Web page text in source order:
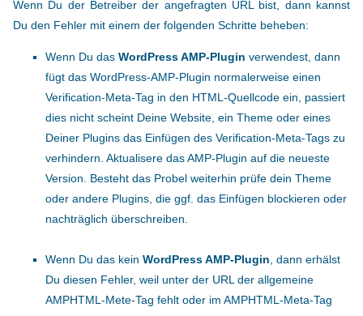
Wenn Du der Betreiber der angefragten URL bist, dann kannst
Du den Fehler mit einem der folgenden Schritte beheben:
Wenn Du das WordPress AMP-Plugin verwendest, dann
fügt das WordPress-AMP-Plugin normalerweise einen
Verification-Meta-Tag in den HTML-Quellcode ein, passiert
dies nicht scheint Deine Website, ein Theme oder eines
Deiner Plugins das Einfügen des Verification-Meta-Tags zu
verhindern. Aktualisere das AMP-Plugin auf die neueste
Version. Besteht das Probel weiterhin prüfe dein Theme
oder andere Plugins, die ggf. das Einfügen blockieren oder
nachträglich überschreiben.
Wenn Du das kein WordPress AMP-Plugin , dann erhälst
Du diesen Fehler, weil unter der URL der allgemeine
AMPHTML-Mete-Tag fehlt oder im AMPHTML-Meta-Tag